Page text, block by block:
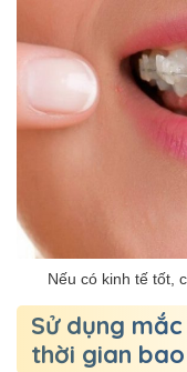
Nếu có kinh tế tốt,
Sử dụng
thời gian